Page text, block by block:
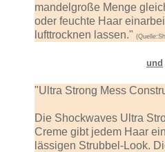
mandelgroße Menge
oder feuchte Haar
lufttrocknen lassen."
und
"Ultra Strong Mess
Die Shockwaves Ultra
Creme gibt jedem Haar
lässigen Strubbel-Look.